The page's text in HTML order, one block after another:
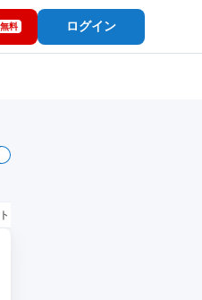
無料 ログイン
ワーク）OK